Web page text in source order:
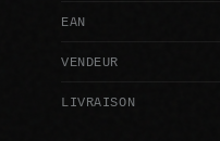
EAN
VENDEUR
LIVRAISON